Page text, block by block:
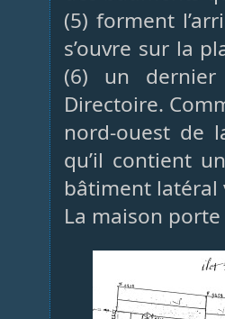
(5) forment
s’ouvre sur la
(6) un
Directoire.
nord-ouest de
qu’il contient
bâtiment latéral
La maison porte